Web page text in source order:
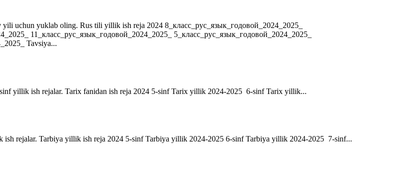
uchun yuklab oling. Rus tili yillik ish reja 2024 8_класс_рус_язык_годовой_2024_2025_
11_класс_рус_язык_годовой_2024_2025_ 5_класс_рус_язык_годовой_2024_2025_
Tavsiya...
yillik ish rejalar. Tarix fanidan ish reja 2024 5-sinf Tarix yillik 2024-2025 6-sinf Tarix yillik...
rejalar. Tarbiya yillik ish reja 2024 5-sinf Tarbiya yillik 2024-2025 6-sinf Tarbiya yillik 2024-2025 7-sinf...